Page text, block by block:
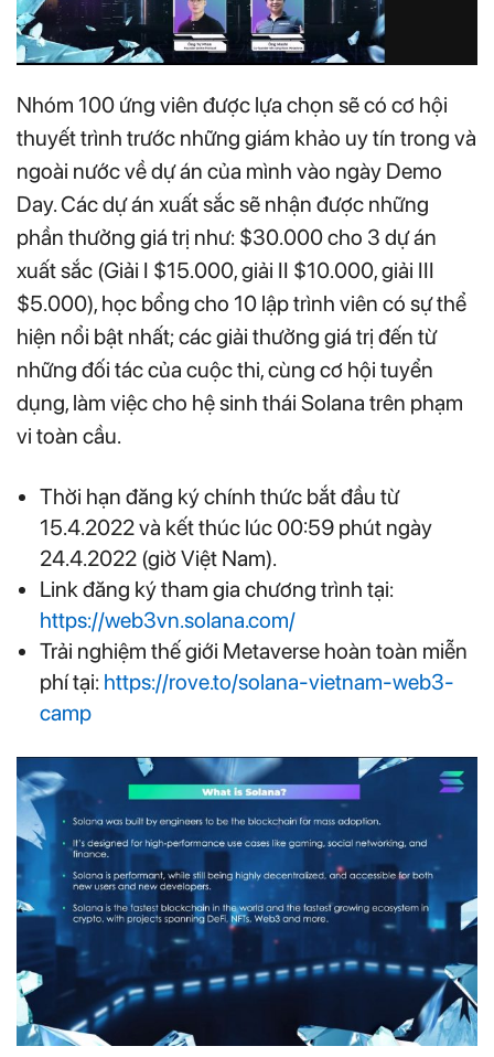
Nhóm 100 ứng viên được lựa chọn sẽ có cơ hội
thuyết trình trước những giám khảo uy tín trong và
ngoài nước về dự án của mình vào ngày Demo
Day. Các dự án xuất sắc sẽ nhận được những
phần thưởng giá trị như: $30.000 cho 3 dự án
xuất sắc (Giải I $15.000, giải II $10.000, giải III
$5.000), học bổng cho 10 lập trình viên có sự thể
hiện nổi bật nhất; các giải thưởng giá trị đến từ
những đối tác của cuộc thi, cùng cơ hội tuyển
dụng, làm việc cho hệ sinh thái Solana trên phạm
vi toàn cầu.
Thời hạn đăng ký chính thức bắt đầu từ
15.4.2022 và kết thúc lúc 00:59 phút ngày
24.4.2022 (giờ Việt Nam).
Link đăng ký tham gia chương trình tại:​​
https://web3vn.solana.com/
Trải nghiệm thế giới Metaverse hoàn toàn miễn
phí tại: https://rove.to/solana-vietnam-web3-
camp